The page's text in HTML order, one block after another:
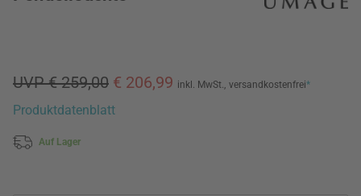
UVP € 259,00 € 206,99 inkl. MwSt., versandkostenfrei*
Produktdatenblatt
Auf Lager